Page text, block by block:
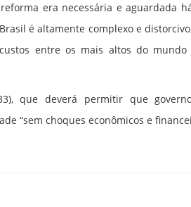
era necessária e aguardada
é altamente complexo e
entre os mais altos do
que deverá permitir que
“sem choques econômicos e